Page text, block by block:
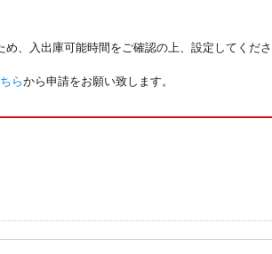
、入出庫可能時間をご確認の上、設定してくだ
らから申請をお願い致します。